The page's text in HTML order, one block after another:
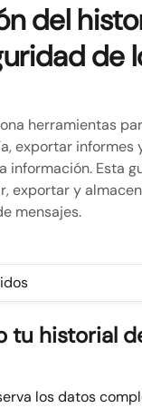
del
de
herramientas
exportar informes
información. Esta
exportar y
mensajes.
tu historial
los datos